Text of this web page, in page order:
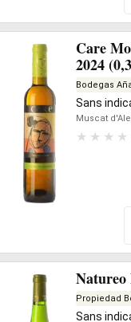
Care
2024
Bodegas
Sans
Muscat
Natureo
Propiedad
Sans